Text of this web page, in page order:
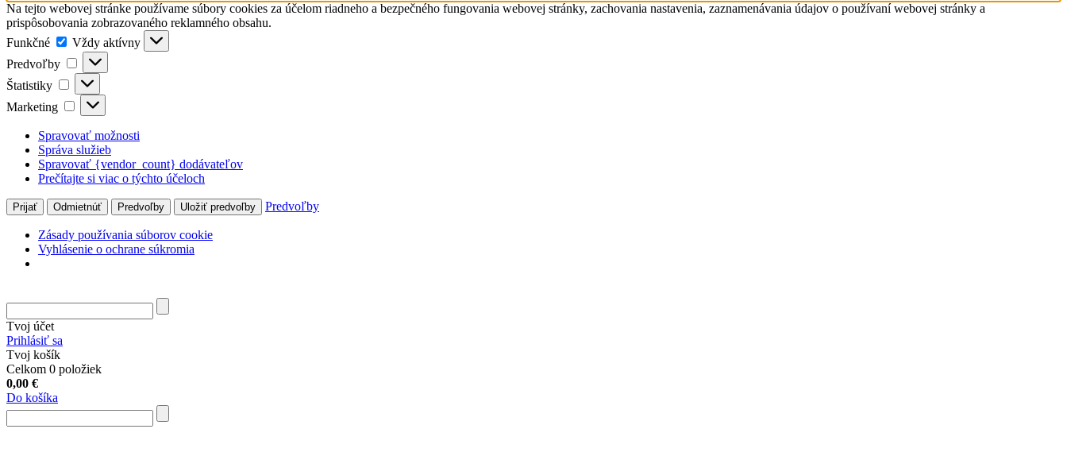
Na tejto webovej stránke používame súbory cookies za účelom riadneho a bezpečného fungovania webovej stránky, zachovania nastavenia, zaznamenávania údajov o používaní webovej stránky a
prispôsobovania zobrazovaného reklamného obsahu.
Funkčné
Funkčné
Vždy aktívny
Predvoľby
Predvoľby
Štatistiky Štatistiky
Marketing Marketing
Spravovať možnosti
Správa služieb
Spravovať {vendor_count} dodávateľov
Prečítajte si viac o týchto účeloch
Prijať Odmietnúť Predvoľby Uložiť predvoľby Predvoľby
Zásady používania súborov cookie
Vyhlásenie o ochrane súkromia
Tvoj účet
Prihlásiť sa
Tvoj košík
Celkom 0 položiek
0,00 €
Do košíka